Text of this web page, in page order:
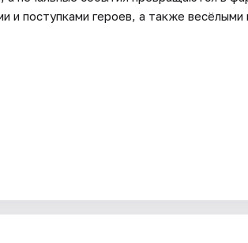
и поступками героев, а также весёлыми